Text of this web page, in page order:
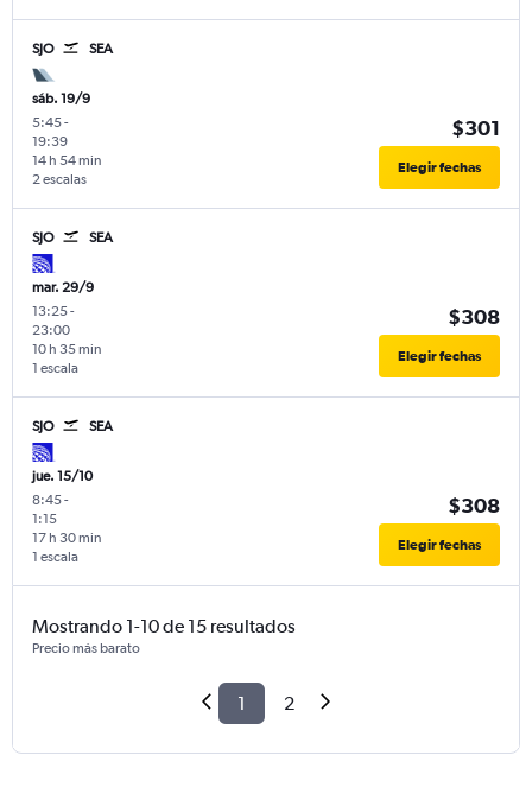
SJO SEA
sáb. 19/9
5:45-
19:39
2 escalas
14 h 54 min
$301
Elegir fechas
SJO SEA
mar. 29/9
13:25-
23:00
1 escala
10 h 35 min
$308
Elegir fechas
SJO SEA
jue. 15/10
8:45-
1:15
1 escala
17 h 30 min
$308
Elegir fechas
Mostrando 1-10 de 15 resultados
Precio más barato
1 2